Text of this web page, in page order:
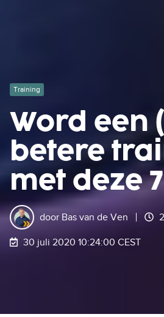
Training
Word een
betere
met deze
door Bas van de Ven
30 juli 2020 10:24:00 CEST